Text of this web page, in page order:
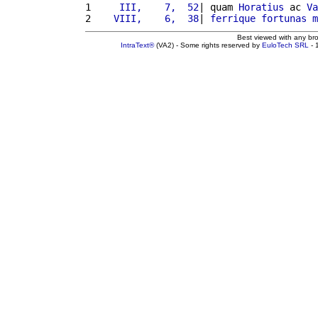
1
    III,    7,  52
| quam Horatius ac
2
   VIII,    6,  38
| ferrique fortunas
Best viewed with any
IntraText®(VA2) - Some rights reserved by EuloTech SRL -